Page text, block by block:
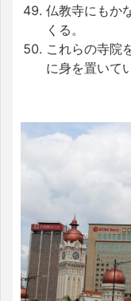
仏教寺にもか
くる。
これらの寺院
に身を置いて